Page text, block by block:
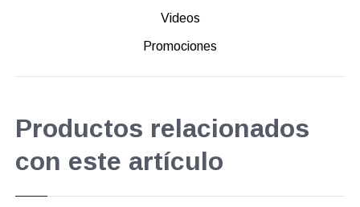
Videos
Promociones
Productos relacionados
con este artículo